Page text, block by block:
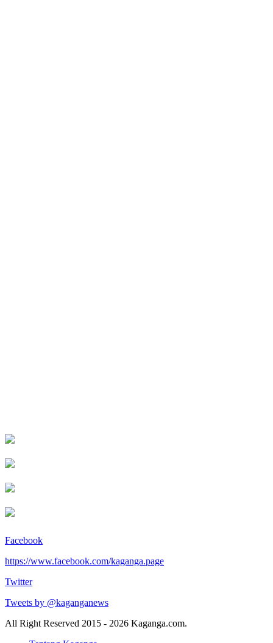
Facebook
https://www.facebook.com/kaganga.page
Twitter
Tweets by @kaganganews
All Right Reserved 2015 - 2026 Kaganga.com.